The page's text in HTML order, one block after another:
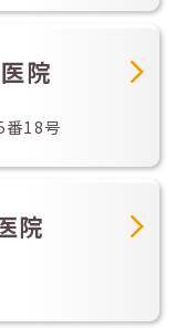
院
番18号
院